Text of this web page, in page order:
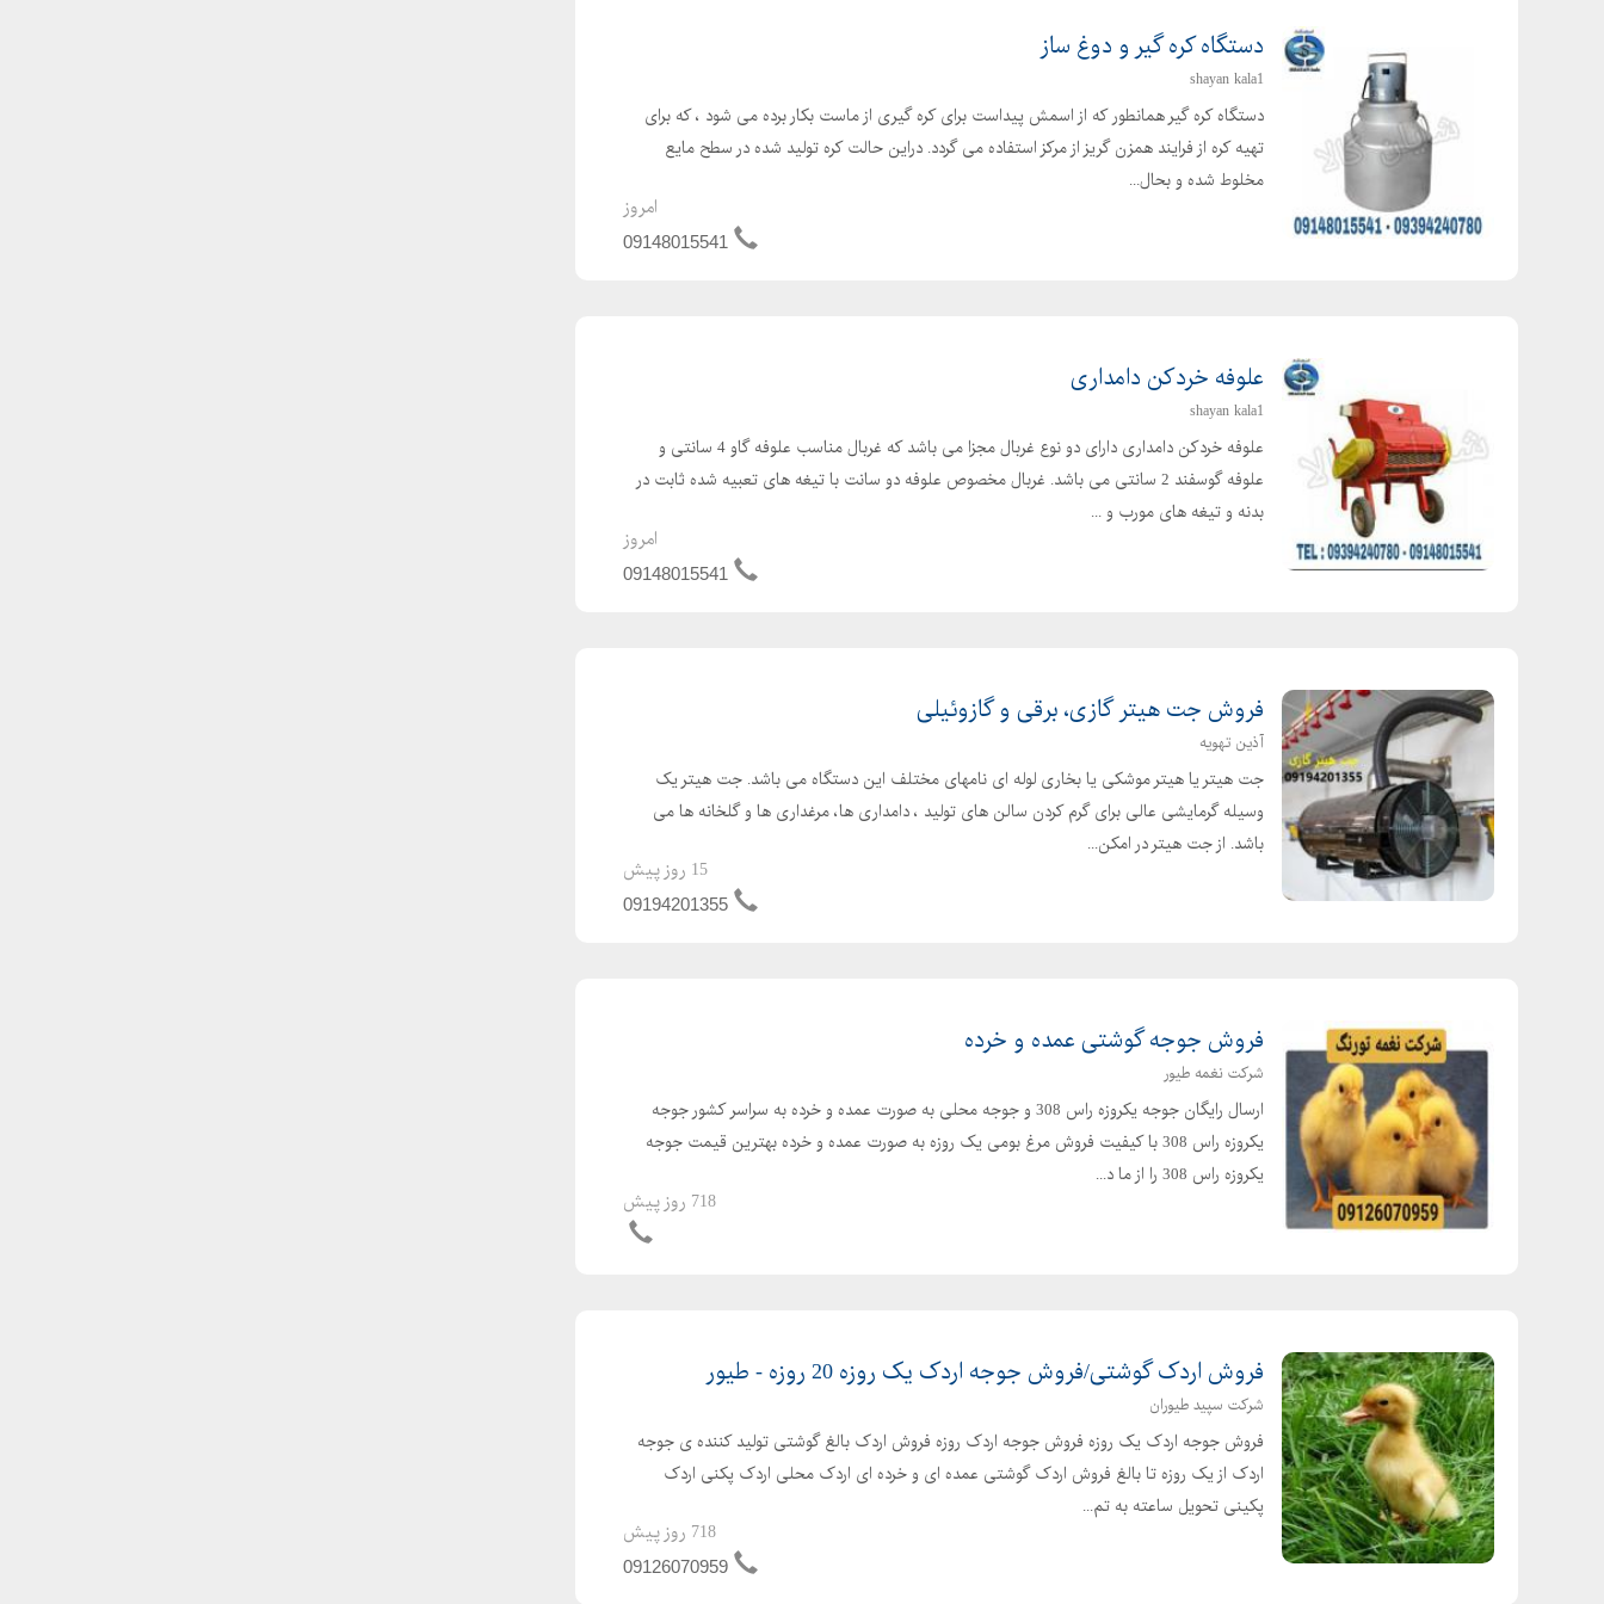
دستگاه کره گیر و دوغ ساز
shayan kala1
دستگاه کره گیر همانطور که از اسمش پیداست برای کره گیری از ماست بکار برده می شود ، که برای
تهیه کره از فرایند همزن گریز از مرکز استفاده می گردد. دراین حالت کره تولید شده در سطح مایع
مخلوط شده و بحال...
امروز
09148015541
علوفه خردکن دامداری
shayan kala1
علوفه خردکن دامداری دارای دو نوع غربال مجزا می باشد که غربال مناسب علوفه گاو 4 سانتی و
علوفه گوسفند 2 سانتی می باشد. غربال مخصوص علوفه دو سانت با تیغه های تعبیه شده ثابت در
بدنه و تیغه های مورب و ...
امروز
09148015541
فروش جت هیتر گازی، برقی و گازوئیلی
آذین تهویه
جت هیتر یا هیتر موشکی یا بخاری لوله ای نامهای مختلف این دستگاه می باشد. جت هیتر یک
وسیله گرمایشی عالی برای گرم کردن سالن های تولید ، دامداری ها، مرغداری ها و گلخانه ها می
باشد. از جت هیتر در امکن...
15 روز پیش
09194201355
فروش جوجه گوشتی عمده و خرده
شرکت نغمه طیور
ارسال رایگان جوجه یکروزه راس 308 و جوجه محلی به صورت عمده و خرده به سراسر کشور جوجه
یکروزه راس 308 با کیفیت فروش مرغ بومی یک روزه به صورت عمده و خرده بهترین قیمت جوجه
یکروزه راس 308 را از ما د...
718 روز پیش
فروش اردک گوشتی/فروش جوجه اردک یک روزه 20 روزه - طیور
شرکت سپید طیوران
فروش جوجه اردک یک روزه فروش جوجه اردک روزه فروش اردک بالغ گوشتی تولید کننده ی جوجه
اردک از یک روزه تا بالغ فروش اردک گوشتی عمده ای و خرده ای اردک محلی اردک پکنی اردک
پکینی تحویل ساعته به تم...
718 روز پیش
09126070959